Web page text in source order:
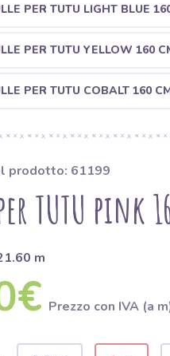
PER TUTU LIGHT BLUE
PER TUTU YELLOW 160
PER TUTU COBALT 160
prodotto: 61199
TUTU pink
m
Prezzo con IVA (a